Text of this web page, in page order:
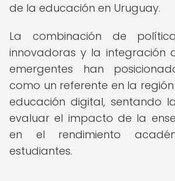
de la educación en Uruguay.
La combinación de
innovadoras y la integración
emergentes han
como un referente en la
educación digital, sentando
evaluar el impacto de la
en el rendimiento
estudiantes.